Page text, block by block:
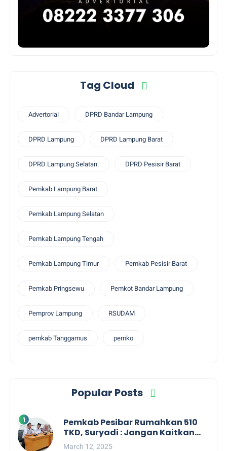
Tag Cloud
Advertorial DPRD Bandar Lampung
DPRD Lampung DPRD Lampung Barat
DPRD Lampung Selatan. DPRD Pesisir Barat
Pemkab Lampung Barat
Pemkab Lampung Selatan
Pemkab Lampung Tengah
Pemkab Lampung Timur Pemkab Pesisir Barat
Pemkab Pringsewu Pemkot Bandar Lampung
Pemprov Lampung RSUDAM
pemkab Tanggamus pemko
Popular Posts
Pemkab Pesibar Rumahkan 510
TKD, Suryadi : Jangan Kaitkan
Dengan Kepentingan Politik
March 12, 2025